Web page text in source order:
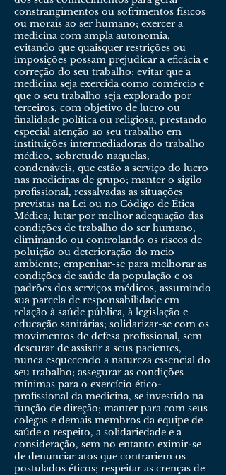
constrangimentos ou sofrimentos físicos
ou morais ao ser humano; exercer a
medicina com ampla autonomia,
evitando que quaisquer restrições ou
imposições possam prejudicar a eficácia e
correção do seu trabalho; evitar que a
medicina seja exercida como comércio e
que o seu trabalho seja explorado por
terceiros, com objetivo de lucro ou
finalidade política ou religiosa, prestando
especial atenção ao seu trabalho em
instituições intermediadoras do trabalho
médico, sobretudo naquelas,
condenáveis, que estão a serviço do lucro
nas medicinas de grupo; manter o sigilo
profissional, ressalvadas as situações
previstas na Lei ou no Código de Ética
Médica; lutar por melhor adequação das
condições de trabalho do ser humano,
eliminando ou controlando os riscos de
poluição ou deterioração do meio
ambiente; empenhar-se para melhorar as
condições de saúde da população e os
padrões dos serviços médicos, assumindo
sua parcela de responsabilidade em
relação à saúde pública, à legislação e
educação sanitárias; solidarizar-se com os
movimentos de defesa profissional, sem
descurar de assistir a seus pacientes,
nunca esquecendo a natureza essencial do
seu trabalho; assegurar as condições
mínimas para o exercício ético-
profissional da medicina, se investido na
função de direção; manter para com seus
colegas e demais membros da equipe de
saúde o respeito, a solidariedade e a
consideração, sem no entanto eximir-se
de denunciar atos que contrariem os
postulados éticos; respeitar as crenças de